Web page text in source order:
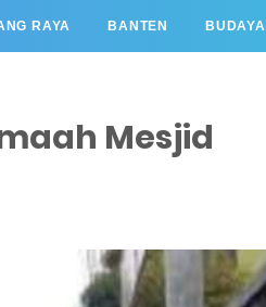
RAYA BANTEN BUDAYA
Mesjid